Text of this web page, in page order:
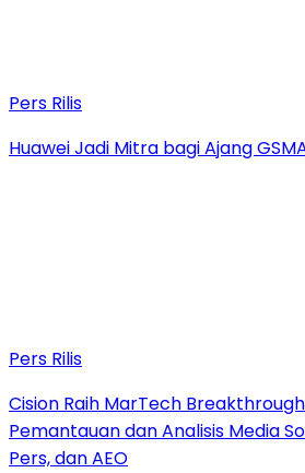
Pers Rilis
Huawei Jadi Mitra bagi Ajang
Pers Rilis
Cision Raih MarTech
Pemantauan dan Analisis Media
Pers, dan AEO